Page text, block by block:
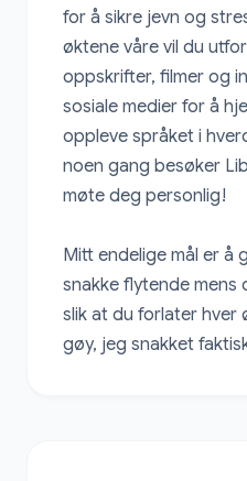
for å sikre jevn og
øktene våre vil du
oppskrifter, filmer og
sosiale medier for å
oppleve språket i
noen gang besøker
møte deg personlig!
Mitt endelige mål er å
snakke flytende
slik at du forlater hver
gøy, jeg snakket